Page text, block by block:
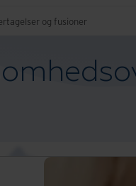
og fusioner